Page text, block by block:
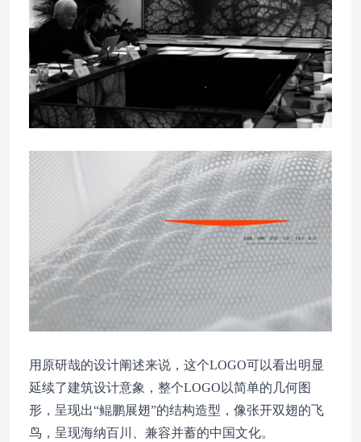
用原研哉的设计阐述来说，这个LOGO可以看出明显
延续了建筑设计意象，整个LOGO以简单的几何图
形，呈现出“鲲鹏展翅”的结构造型，像张开双翅的飞
鸟，呈现海纳百川、兼容并蓄的中国文化。